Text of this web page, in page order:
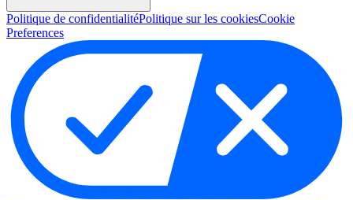
Politique de confidentialitéPolitique sur les cookiesCookie
Preferences